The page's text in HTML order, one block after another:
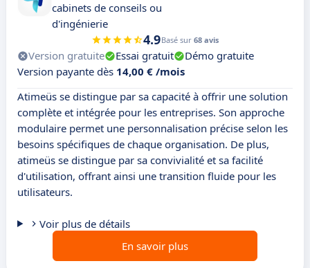
cabinets de conseils ou
d'ingénierie
4.9Basé sur 68 avis
Version gratuite Essai gratuit
Démo gratuite
Version payante dès 14,00 € /mois
Atimeüs se distingue par sa capacité à offrir une solution
complète et intégrée pour les entreprises. Son approche
modulaire permet une personnalisation précise selon les
besoins spécifiques de chaque organisation. De plus,
atimeüs se distingue par sa convivialité et sa facilité
d'utilisation, offrant ainsi une transition fluide pour les
utilisateurs.
Voir plus de détails
En savoir plus